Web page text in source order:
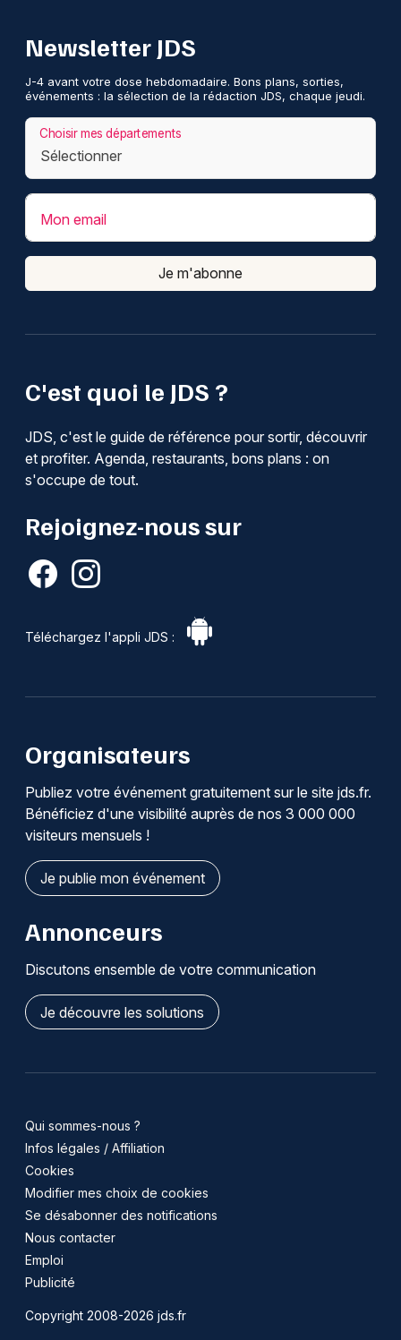
C'est quoi le JDS ?
JDS, c'est le guide de référence pour sortir, découvrir
et profiter. Agenda, restaurants, bons plans : on
s'occupe de tout.
Rejoignez-nous sur
Téléchargez l'appli JDS :
Newsletter JDS
J-4 avant votre dose hebdomadaire. Bons plans, sorties,
événements : la sélection de la rédaction JDS, chaque jeudi.
Choisir mes départements
Mon email
Je m'abonne
Organisateurs
Publiez votre événement gratuitement sur le site jds.fr.
Bénéficiez d'une visibilité auprès de nos 3 000 000
visiteurs mensuels !
Je publie mon événement
Annonceurs
Discutons ensemble de votre communication
Je découvre les solutions
Qui sommes-nous ?
Infos légales / Affiliation
Cookies
Modifier mes choix de cookies
Se désabonner des notifications
Nous contacter
Emploi
Publicité
Copyright 2008-2026 jds.fr